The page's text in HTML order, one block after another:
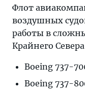
Флот
воздушных
работы в
Крайнего
Boeing 737-
Boeing 737-